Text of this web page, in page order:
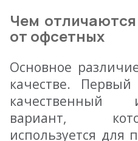
Чем
от офсетных
Основное
качестве.
качественный
вариант,
используется для